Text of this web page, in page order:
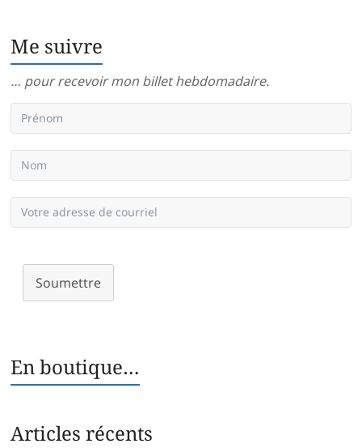
Me suivre
… pour recevoir mon billet hebdomadaire.
Soumettre
En boutique…
Articles récents